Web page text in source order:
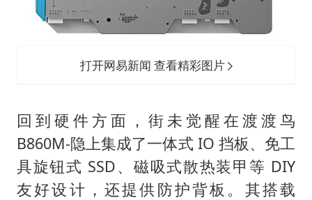
打开网易新闻 查看精彩图片
回到硬件方面，街未觉醒在渡渡鸟
B860M-隐上集成了一体式 IO 挡板、免工
具旋钮式 SSD、磁吸式散热装甲等 DIY
友好设计，还提供防护背板。其搭载